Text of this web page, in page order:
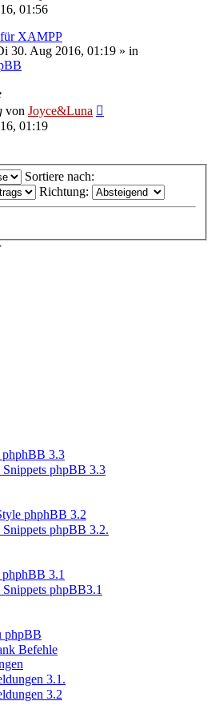
01:56
für XAMPP
30. Aug 2016, 01:19 » in
von Joyce&Luna
01:19
Sortiere nach:
Richtung:
3.3
phpBB 3.3
phphBB 3.2
phpBB 3.2.
3.1
phpBB3.1
phpBB
Befehle
3.1.
3.2